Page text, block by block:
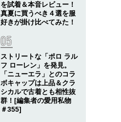
を試着＆本音レビュー！
真夏に買うべき４選を服
好きが掛け比べてみた！
ストリートな「ポロ ラル
フ ローレン」を発見。
「ニューエラ」とのコラ
ボキャップは上品＆クラ
シカルで古着とも相性抜
群！[編集者の愛用私物
＃355]